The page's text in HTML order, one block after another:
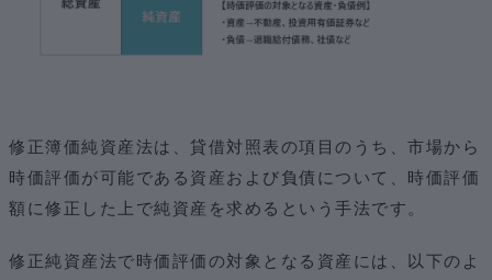
修正簿価純資産法は、貸借対照表の項目のうち、市場から
時価評価が可能である資産および負債について、時価評価
額に修正した上で純資産を求めるという手法です。
修正純資産法で時価評価の対象となる資産には、以下のよ